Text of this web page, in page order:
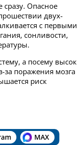
сразу. Опасное
двух-
с первыми
сонливости,
а посему высок
за поражения мозга
риск
MAX